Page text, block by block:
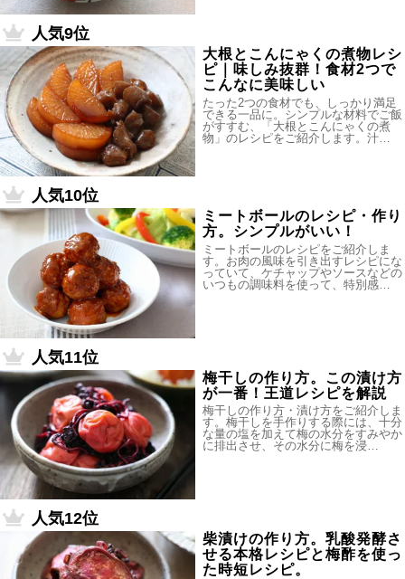
人気9位
大根とこんにゃくの煮物レシ
ピ｜味しみ抜群！食材2つで
こんなに美味しい
たった2つの食材でも、しっかり満足
できる一品に。シンプルな材料でご飯
がすすむ、「大根とこんにゃくの煮
物」のレシピをご紹介します。汁…
人気10位
ミートボールのレシピ・作り
方。シンプルがいい！
ミートボールのレシピをご紹介しま
す。お肉の風味を引き出すレシピにな
っていて、ケチャップやソースなどの
いつもの調味料を使って、特別感…
人気11位
梅干しの作り方。この漬け方
が一番！王道レシピを解説
梅干しの作り方・漬け方をご紹介しま
す。梅干しを手作りする際には、十分
な量の塩を加えて梅の水分をすみやか
に排出させ、その水分に梅を浸…
人気12位
柴漬けの作り方。乳酸発酵さ
せる本格レシピと梅酢を使っ
た時短レシピ。